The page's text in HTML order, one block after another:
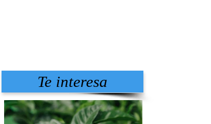
Te interesa